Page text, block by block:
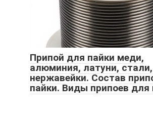
Припой для пайки меди,
алюминия, латуни, стали,
нержавейки. Состав
пайки. Виды припоев для